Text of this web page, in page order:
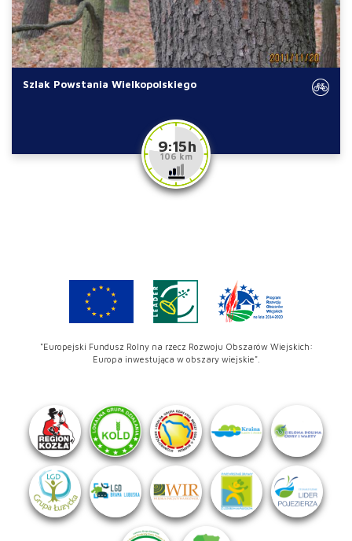
Szlak Powstania Wielkopolskiego
9:15 h
106 km
"Europejski Fundusz Rolny na rzecz Rozwoju Obszarów Wiejskich:
Europa inwestująca w obszary wiejskie".